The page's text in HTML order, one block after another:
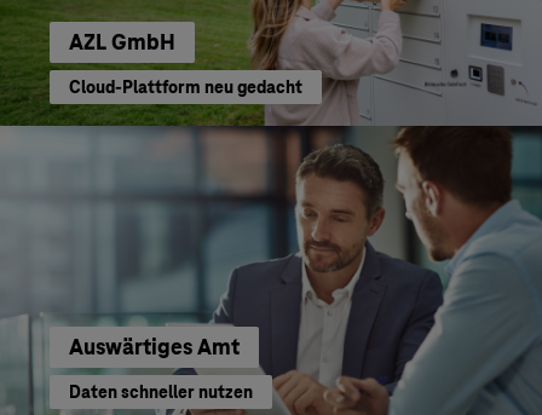
AZL GmbH
Cloud-Plattform neu gedacht
Auswärtiges Amt
Daten schneller nutzen